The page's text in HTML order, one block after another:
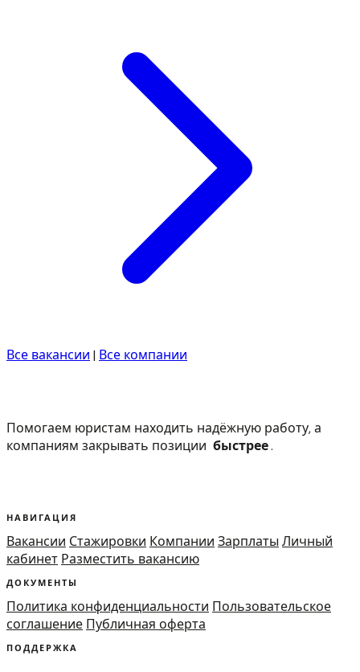
Все вакансии | Все компании
Помогаем юристам находить надёжную работу, а
компаниям закрывать позиции быстрее.
НАВИГАЦИЯ
Вакансии Стажировки Компании Зарплаты Личный
кабинет Разместить вакансию
ДОКУМЕНТЫ
Политика конфиденциальности Пользовательское
соглашение Публичная оферта
ПОДДЕРЖКА